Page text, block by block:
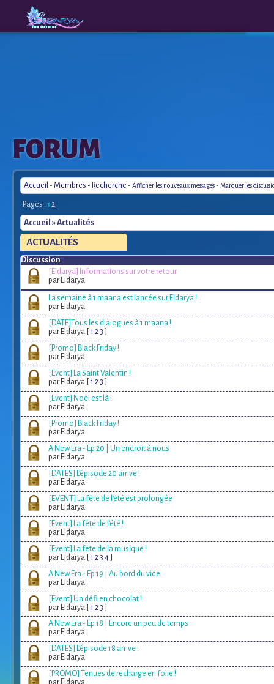
The
Origins
FORUM
Accueil - Membres - Recherche - Afficher les nouveaux messages - Marquer les
Pages : 1 2
Accueil » Actualités
ACTUALITÉS
Discussion
[Eldarya] Informations sur votre retour
par Eldarya
La semaine à 1 maana est lancée sur Eldarya !
par Eldarya
[DATE]Tous les dialogues à 1 maana !
par Eldarya [ 1 23
[Promo] Black Friday !
par Eldarya
[Event] La Saint Valentin !
par Eldarya [ 1 23
[Event] Noël est là !
par Eldarya
[Promo] Black Friday !
par Eldarya
A New Era - Ep 20 | Un endroit à nous
par Eldarya
[DATES] L’épisode 20 arrive !
par Eldarya
[EVENT] La fête de l’été est prolongée
par Eldarya
[Event] La fête de l'été !
par Eldarya
[Event] La fête de la musique !
par Eldarya [ 1 23 4]
A New Era - Ep 19 | Au bord du vide
par Eldarya
[Event] Un défi en chocolat !
par Eldarya [ 1 23
A New Era - Ep 18 | Encore un peu de temps
par Eldarya
[DATES] L’épisode 18 arrive !
par Eldarya
[PROMO] Tenues de recharge en folie !
par Eldarya